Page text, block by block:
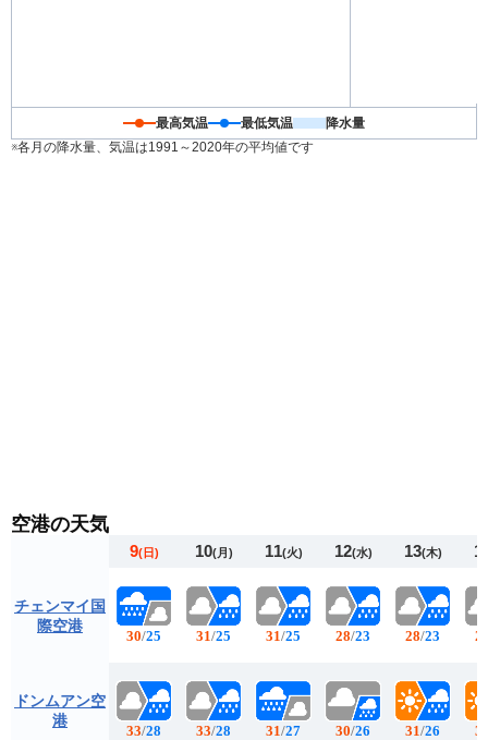
最高気温 最低気温
降水量
※各月の降水量、気温は1991～2020年の平均値です
空港の天気
チェンマイ国
際空港
ドンムアン空
港
9(日)
30/25
33/28
10(月)
31/25
33/28
11(火)
31/25
31/27
12(水)
28/23
30/26
13(木)
28/23
31/26